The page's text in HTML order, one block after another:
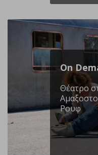
On
Θέατρο
Ρουφ